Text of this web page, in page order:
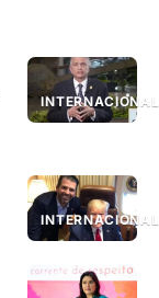
INTERNACIONAL
INTERNACIONAL